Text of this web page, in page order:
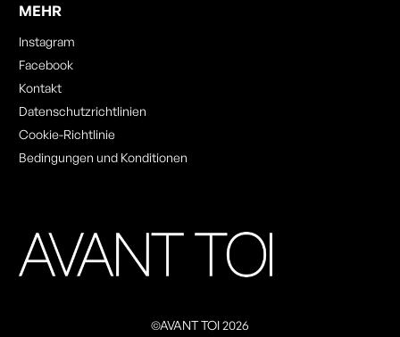
MEHR
Instagram
Facebook
Kontakt
Datenschutzrichtlinien
Cookie-Richtlinie
Bedingungen und Konditionen
©AVANT TOI 2026